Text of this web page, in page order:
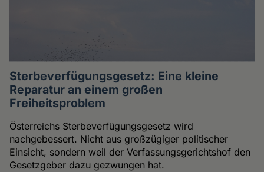
Sterbeverfügungsgesetz: Eine kleine
Reparatur an einem großen
Freiheitsproblem
Österreichs Sterbeverfügungsgesetz wird
nachgebessert. Nicht aus großzügiger politischer
Einsicht, sondern weil der Verfassungsgerichtshof den
Gesetzgeber dazu gezwungen hat.